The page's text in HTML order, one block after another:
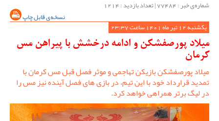
شماره‌ی خبر : ‌77484 | تعداد بازدید : 1214
نسخه‌ی قابل چاپ
یکشنبه 12 تیر ماه 1401 ساعت 23:37
میلاد پورصفشکن و ادامه درخشش با پیراهن مس
کرمان
میلاد پورصفشکن بازیکن تهاجمی و موثر فصل قبل مس کرمان با
تمدید قرارداد خود با این تیم، در بازی های فصل آینده نیز مس را
در لیگ برتر همراهی خواهد کرد.